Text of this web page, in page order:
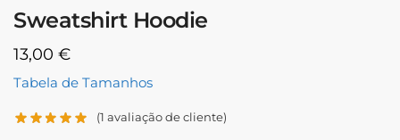
Sweatshirt Hoodie
13,00 €
Tabela de Tamanhos
(1 avaliação de cliente)